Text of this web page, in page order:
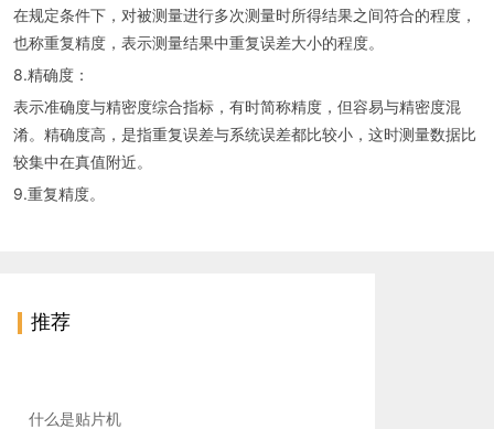
在规定条件下，对被测量进行多次测量时所得结果之间符合的程度，
也称重复精度，表示测量结果中重复误差大小的程度。
8.精确度：
表示准确度与精密度综合指标，有时简称精度，但容易与精密度混
淆。精确度高，是指重复误差与系统误差都比较小，这时测量数据比
较集中在真值附近。
9.重复精度。
推荐
什么是贴片机